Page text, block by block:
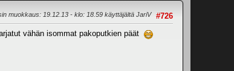
#726
muokkaus: 19.12.13 - klo: 18.59 käyttäjältä JariV
vähän isommat pakoputkien päät